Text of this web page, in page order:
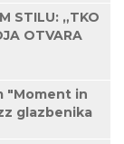
STILU: „TKO
OTVARA
"Moment in
glazbenika